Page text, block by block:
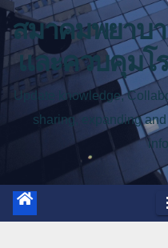
สมาคมพยาบ
และควบคุมโ
Update knowledge,
sharing, expanding